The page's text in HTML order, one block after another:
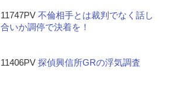
11747PV不倫相手とは裁判でなく話し
合いか調停で決着を！
11406PV探偵興信所GRの浮気調査